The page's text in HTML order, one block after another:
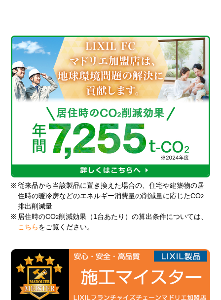
※ 従来品から当該製品に置き換えた場合の、住宅や建築物の居
住時の暖冷房などのエネルギー消費量の削減量に応じたCO2
排出削減量
※ 居住時のCO2削減効果（1台あたり）の算出条件については、
こちら をご覧ください。